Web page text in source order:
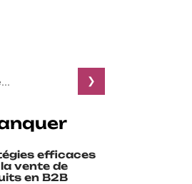
efficaces
vente de
en B2B